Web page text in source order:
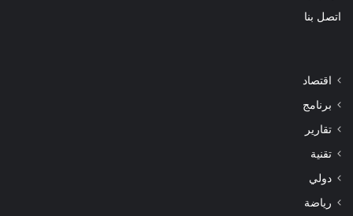
اتصل بنا
اقتصاد
برنامج
تقارير
تقنية
دولي
رياضة